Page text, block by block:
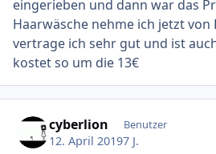
eingerieben und dann war das
Haarwäsche nehme ich jetzt von
vertrage ich sehr gut und ist
kostet so um die 13€
cyberlion Benutzer
12. April 20197 J.